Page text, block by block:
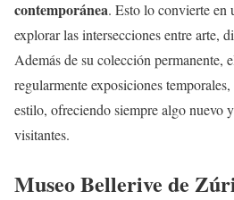
contemporánea. Esto lo convierte en
explorar las intersecciones entre arte,
Además de su colección permanente,
regularmente exposiciones
estilo, ofreciendo siempre algo nuevo
visitantes.
Museo Bellerive de